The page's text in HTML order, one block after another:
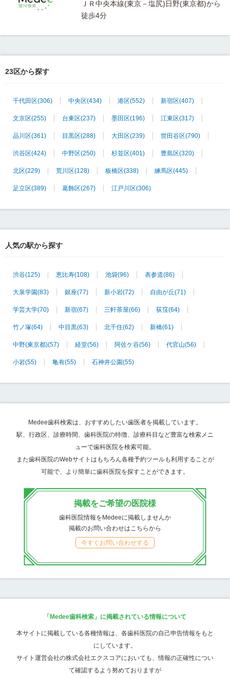
ＪＲ中央本線(東京－塩尻)日野(東京都)から
23区から探す
千代田区(306) 中央区(434) 港区(552) 新宿区(407)
文京区(255) 台東区(237) 墨田区(196) 江東区(317)
品川区(361) 目黒区(288) 大田区(239) 世田谷区(790)
渋谷区(424) 中野区(250) 杉並区(401) 豊島区(320)
北区(229) 荒川区(128) 板橋区(338) 練馬区(445)
足立区(389) 葛飾区(267) 江戸川区(306)
人気の駅から探す
渋谷(125) 恵比寿(108) 池袋(96) 表参道(86)
大泉学園(83) 銀座(77) 新小岩(72) 自由が丘(71)
学芸大学(70) 新宿(67) 三軒茶屋(66) 荻窪(64)
竹ノ塚(64) 中目黒(63) 北千住(62) 新橋(61)
中野(東京都)(57) 経堂(56) 阿佐ケ谷(56) 代官山(56)
小岩(55) 亀有(55) 石神井公園(55)
Medee歯科検索は、おすすめしたい歯医者を掲載しています。
駅、行政区、診療時間、歯科医院の特徴、診療科目など豊富な検索メニ
ューで歯科医院を検索可能。
また歯科医院のWebサイトはもちろん各種予約ツールも利用することが
可能で、より簡単に歯科医院を探すことができます。
掲載をご希望の医院様
歯科医院情報をMedeeに掲載しませんか
掲載のお問い合わせはこちらから
今すぐお問い合わせする
「Medee歯科検索」に掲載されている情報について
本サイトに掲載している各種情報は、各歯科医院の自己申告情報をもと
にしています。
サイト運営会社の株式会社エクスコアにおいても、情報の正確性につい
て確認するよう努めておりますが